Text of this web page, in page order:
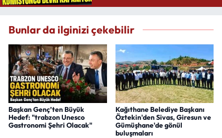
Bunlar da ilginizi çekebilir
Başkan Genç’ten Büyük
Hedef: "trabzon Unesco
Gastronomi Şehri Olacak"
Kağıthane Belediye Başkanı
Öztekin'den Sivas, Giresun ve
Gümüşhane'de gönül
buluşmaları